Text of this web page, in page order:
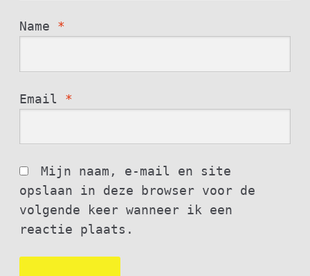
Name *
Email *
Mijn naam, e-mail en site
opslaan in deze browser voor de
volgende keer wanneer ik een
reactie plaats.